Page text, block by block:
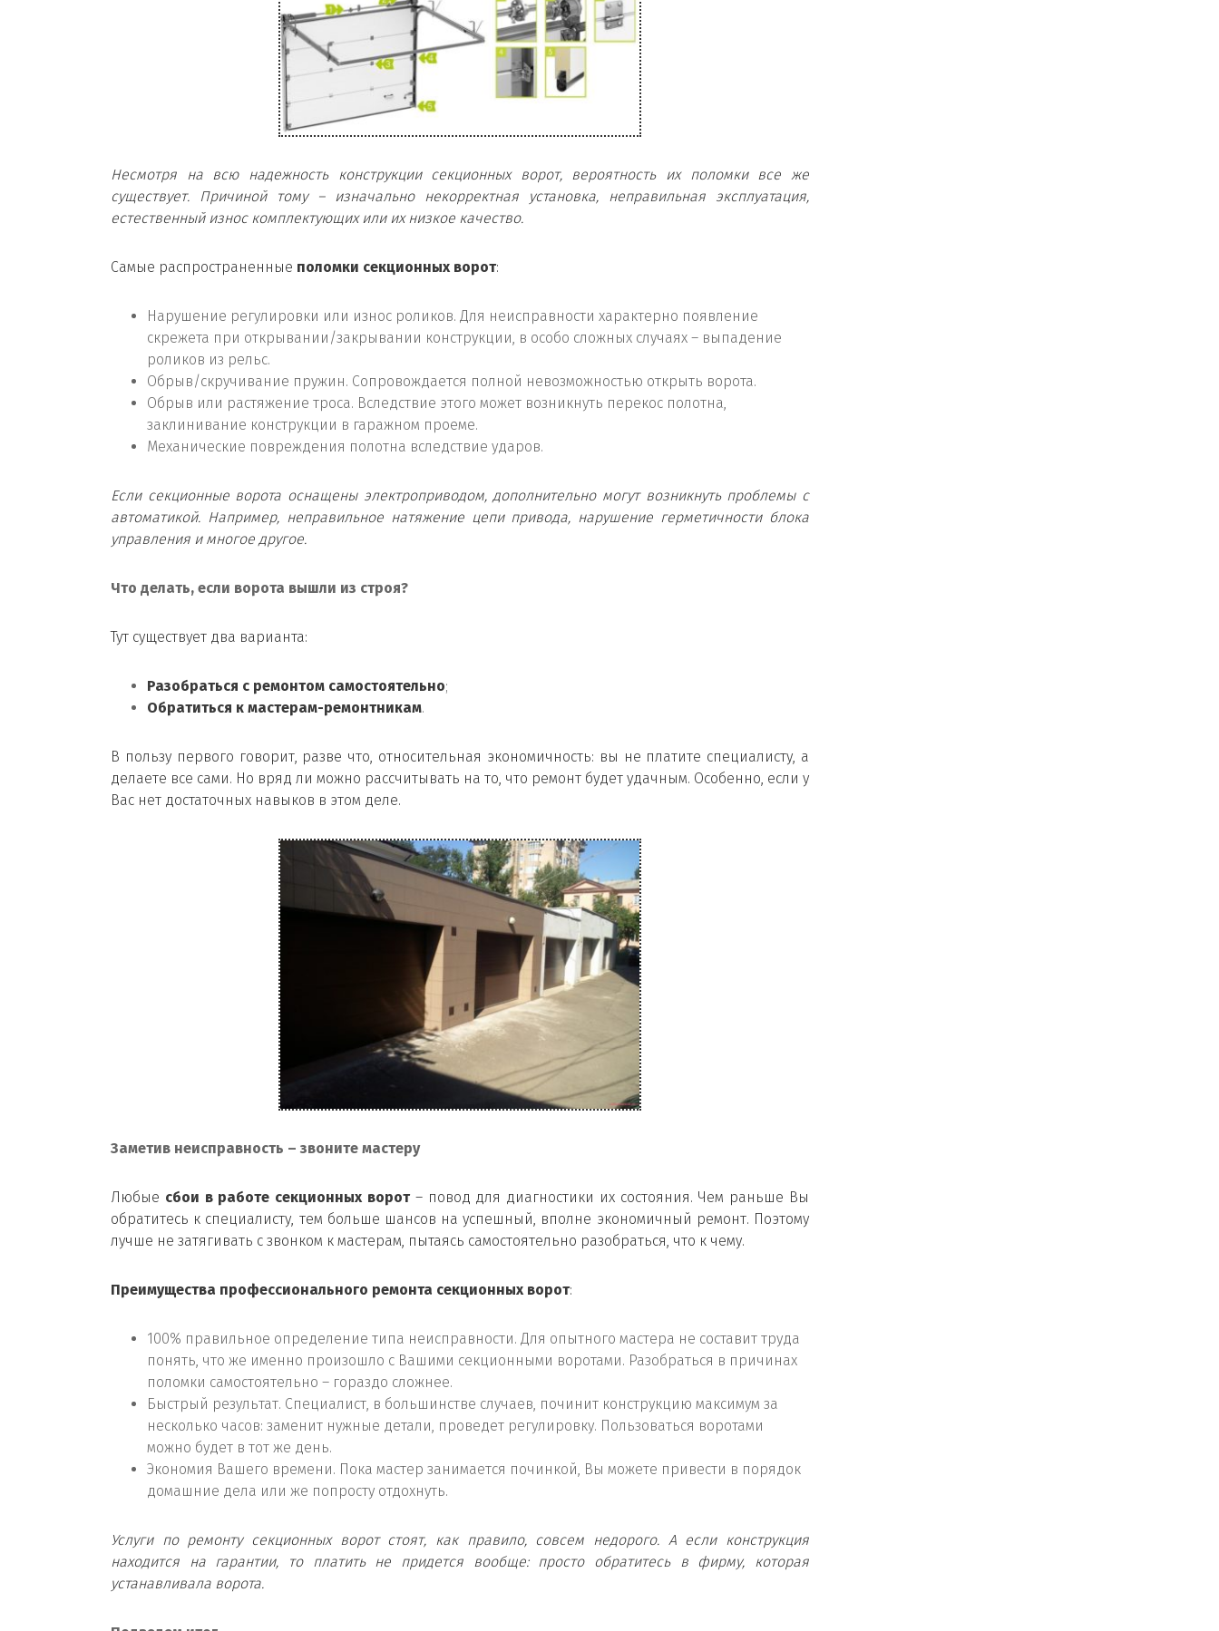
Несмотря на всю надежность конструкции секционных ворот, вероятность их поломки все же
существует. Причиной тому – изначально некорректная установка, неправильная эксплуатация,
естественный износ комплектующих или их низкое качество.
Самые распространенные поломки секционных ворот:
Нарушение регулировки или износ роликов. Для неисправности характерно появление
скрежета при открывании/закрывании конструкции, в особо сложных случаях – выпадение
роликов из рельс.
Обрыв/скручивание пружин. Сопровождается полной невозможностью открыть ворота.
Обрыв или растяжение троса. Вследствие этого может возникнуть перекос полотна,
заклинивание конструкции в гаражном проеме.
Механические повреждения полотна вследствие ударов.
Если секционные ворота оснащены электроприводом, дополнительно могут возникнуть проблемы с
автоматикой. Например, неправильное натяжение цепи привода, нарушение герметичности блока
управления и многое другое.
Что делать, если ворота вышли из строя?
Тут существует два варианта:
Разобраться с ремонтом самостоятельно;
Обратиться к мастерам-ремонтникам.
В пользу первого говорит, разве что, относительная экономичность: вы не платите специалисту, а
делаете все сами. Но вряд ли можно рассчитывать на то, что ремонт будет удачным. Особенно, если у
Вас нет достаточных навыков в этом деле.
Заметив неисправность – звоните мастеру
Любые сбои в работе секционных ворот– повод для диагностики их состояния. Чем раньше Вы
обратитесь к специалисту, тем больше шансов на успешный, вполне экономичный ремонт. Поэтому
лучше не затягивать с звонком к мастерам, пытаясь самостоятельно разобраться, что к чему.
Преимущества профессионального ремонта секционных ворот:
100% правильное определение типа неисправности. Для опытного мастера не составит труда
понять, что же именно произошло с Вашими секционными воротами. Разобраться в причинах
поломки самостоятельно – гораздо сложнее.
Быстрый результат. Специалист, в большинстве случаев, починит конструкцию максимум за
несколько часов: заменит нужные детали, проведет регулировку. Пользоваться воротами
можно будет в тот же день.
Экономия Вашего времени. Пока мастер занимается починкой, Вы можете привести в порядок
домашние дела или же попросту отдохнуть.
Услуги по ремонту секционных ворот стоят, как правило, совсем недорого. А если конструкция
находится на гарантии, то платить не придется вообще: просто обратитесь в фирму, которая
устанавливала ворота.